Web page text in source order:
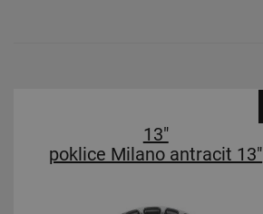
13"
poklice Milano antracit 13"